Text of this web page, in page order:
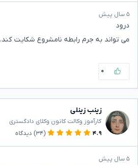
۵ سال پیش
درود
می تواند به جرم رابطه نامشروع شکایت کند.
۰
زینب زینلی
کارآموز وکالت کانون وکلای دادگستری
۴.۹
(۳۴) دیدگاه
۵ سال پیش